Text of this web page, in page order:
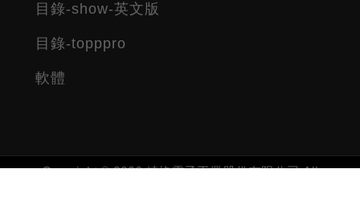
目錄-show-英文版
目錄-topppro
軟體
Copyright © 2026 精格電子工業股份有限公司 All